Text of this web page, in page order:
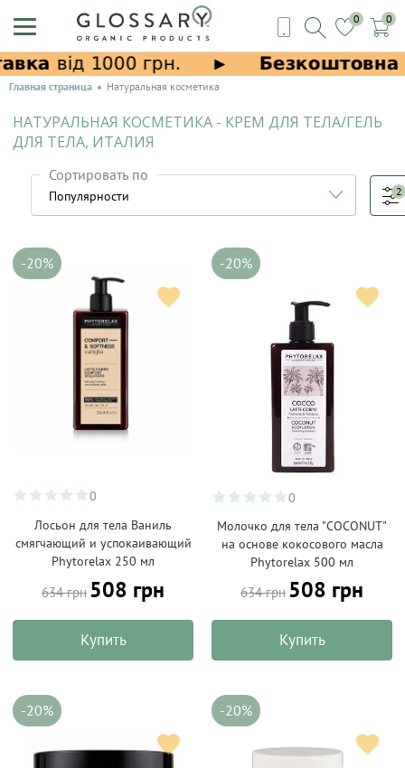
0 0
Главная страница Натуральная косметика
НАТУРАЛЬНАЯ КОСМЕТИКА - КРЕМ ДЛЯ ТЕЛА/ГЕЛЬ
ДЛЯ ТЕЛА, ИТАЛИЯ
Сортировать по
2
-20%
0
Лосьон для тела Ваниль
смягчающий и успокаивающий
Phytorelax 250 мл
634 грн 508 грн
Купить
-20%
0
Молочко для тела "COCONUT"
на основе кокосового масла
Phytorelax 500 мл
634 грн 508 грн
Купить
-20% -20%